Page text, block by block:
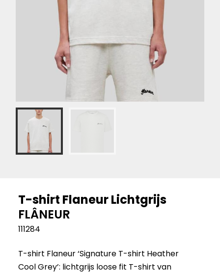
T-shirt Flaneur Lichtgrijs
FLÂNEUR
111284
T-shirt Flaneur ‘Signature T-shirt Heather
Cool Grey’: lichtgrijs loose fit T-shirt van